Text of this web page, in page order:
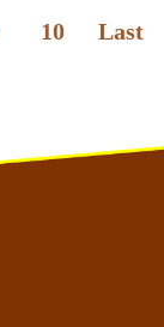
10 Last